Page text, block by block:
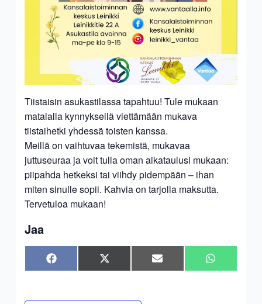
Tiistaisin asukastilassa tapahtuu! Tule mukaan
matalalla kynnyksellä viettämään mukava
tiistaihetki yhdessä toisten kanssa.
Meillä on vaihtuvaa tekemistä, mukavaa
juttuseuraa ja voit tulla oman aikataulusi mukaan:
piipahda hetkeksi tai viihdy pidempään – ihan
miten sinulle sopii. Kahvia on tarjolla maksutta.
Tervetuloa mukaan!
Jaa
Share
on
Facebook Share
on
X
(Twitter)
Share
on
Sähköposti Share
on
WhatsApp